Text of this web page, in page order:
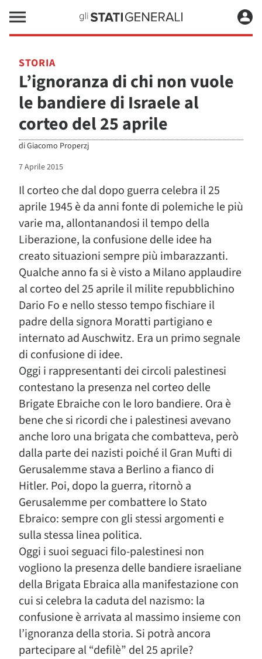
STORIA
L’ignoranza di chi non vuole
le bandiere di Israele al
corteo del 25 aprile
diGiacomo Properzj
7 Aprile 2015
Il corteo che dal dopo guerra celebra il 25
aprile 1945 è da anni fonte di polemiche le più
varie ma, allontanandosi il tempo della
Liberazione, la confusione delle idee ha
creato situazioni sempre più imbarazzanti.
Qualche anno fa si è visto a Milano applaudire
al corteo del 25 aprile il milite repubblichino
Dario Fo e nello stesso tempo fischiare il
padre della signora Moratti partigiano e
internato ad Auschwitz. Era un primo segnale
di confusione di idee.
Oggi i rappresentanti dei circoli palestinesi
contestano la presenza nel corteo delle
Brigate Ebraiche con le loro bandiere. Ora è
bene che si ricordi che i palestinesi avevano
anche loro una brigata che combatteva, però
dalla parte dei nazisti poiché il Gran Mufti di
Gerusalemme stava a Berlino a fianco di
Hitler. Poi, dopo la guerra, ritornò a
Gerusalemme per combattere lo Stato
Ebraico: sempre con gli stessi argomenti e
sulla stessa linea politica.
Oggi i suoi seguaci filo-palestinesi non
vogliono la presenza delle bandiere israeliane
della Brigata Ebraica alla manifestazione con
cui si celebra la caduta del nazismo: la
confusione è arrivata al massimo insieme con
l’ignoranza della storia. Si potrà ancora
partecipare al “defilè” del 25 aprile?